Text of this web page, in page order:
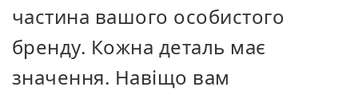
частина вашого особистого
бренду. Кожна деталь має
значення. Навіщо вам